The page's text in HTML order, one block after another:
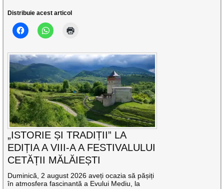
Distribuie acest articol
„ISTORIE ȘI TRADIȚII” LA
EDIȚIA A VIII-A A FESTIVALULUI
CETĂȚII MĂLĂIEȘTI
Duminică, 2 august 2026 aveți ocazia să pășiți
în atmosfera fascinantă a Evului Mediu, la